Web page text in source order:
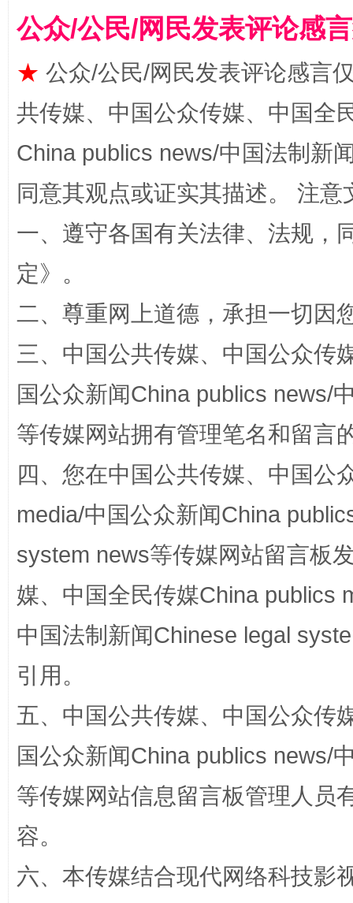
扯下公款旅游的“隐身衣” 如何以
完善运行机制助力责任有效落实
公众/公民/网民发表评论感
★ 公众/公民/网民发表评论感言
共传媒、中国公众传媒、中国全
China publics news/中国法制新
同意其观点或证实其描述。 注
一、遵守各国有关法律、法规，
定》。
二、尊重网上道德，承担一切因
三、中国公共传媒、中国公众传
国公众新闻China publics news/
等传媒网站拥有管理笔名和留言
四、您在中国公共传媒、中国公
media/中国公众新闻China
system news等传媒网站留言板
媒、中国全民传媒China publics
中国法制新闻Chinese legal
引用。
五、中国公共传媒、中国公众传
国公众新闻China publics news/
等传媒网站信息留言板管理人员
容。
六、本传媒结合现代网络科技影